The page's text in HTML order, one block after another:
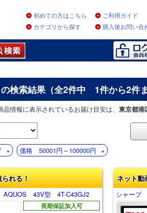
初めての方はこちら ご利用ガイド
カテゴリから探す
購入後お問い合
の検索結果（全2件中 1件から2件
品情報に表示されているお届け目安は、 東京都港
価格 50001円～100000円
れる！
43V型 4T-C43GJ2
長期保証加入可
ネット動
シャー